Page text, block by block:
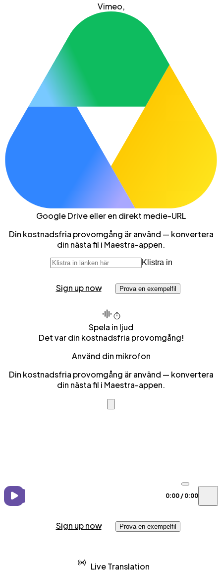
Vimeo,
Google Driveeller en direkt medie-URL
Din kostnadsfria provomgång är använd — konvertera
din nästa fil i Maestra-appen.
Klistra in
Sign up now Prova en exempelfil
Spela in ljud
Det var din kostnadsfria provomgång!
Använd din mikrofon
Din kostnadsfria provomgång är använd — konvertera
din nästa fil i Maestra-appen.
0:00 / 0:00
Sign up now Prova en exempelfil
Live Translation